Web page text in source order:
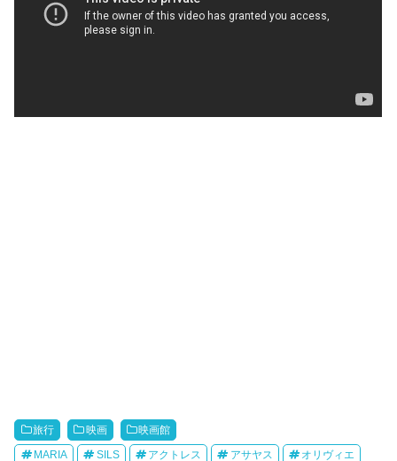
旅行 映画 映画館
MARIA SILS アクトレス アサヤス オリヴィエ